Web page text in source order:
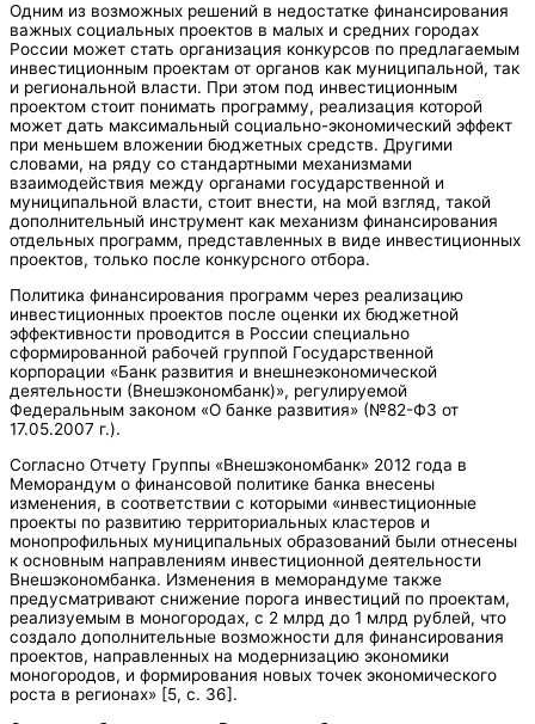
Одним из возможных решений в недостатке финансирования
важных социальных проектов в малых и средних городах
России может стать организация конкурсов по предлагаемым
инвестиционным проектам от органов как муниципальной, так
и региональной власти. При этом под инвестиционным
проектом стоит понимать программу, реализация которой
может дать максимальный социально-экономический эффект
при меньшем вложении бюджетных средств. Другими
словами, на ряду со стандартными механизмами
взаимодействия между органами государственной и
муниципальной власти, стоит внести, на мой взгляд, такой
дополнительный инструмент как механизм финансирования
отдельных программ, представленных в виде инвестиционных
проектов, только после конкурсного отбора.
Политика финансирования программ через реализацию
инвестиционных проектов после оценки их бюджетной
эффективности проводится в России специально
сформированной рабочей группой Государственной
корпорации «Банк развития и внешнеэкономической
деятельности (Внешэкономбанк)», регулируемой
Федеральным законом «О банке развития» (№82-ФЗ от
17.05.2007 г.).
Согласно Отчету Группы «Внешэкономбанк» 2012 года в
Меморандум о финансовой политике банка внесены
изменения, в соответствии с которыми «инвестиционные
проекты по развитию территориальных кластеров и
монопрофильных муниципальных образований были отнесены
к основным направлениям инвестиционной деятельности
Внешэкономбанка. Изменения в меморандуме также
предусматривают снижение порога инвестиций по проектам,
реализуемым в моногородах, с 2 млрд до 1 млрд рублей, что
создало дополнительные возможности для финансирования
проектов, направленных на модернизацию экономики
моногородов, и формирования новых точек экономического
роста в регионах» [5, с. 36].